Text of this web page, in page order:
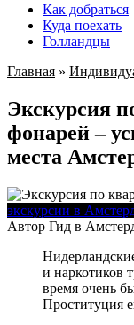
Как добраться
Куда поехать
Голландцы
Главная »
Экскурсия
фонарей –
места
экскурсии в
Автор Гид в
и наркотиков
время очень
Проституция